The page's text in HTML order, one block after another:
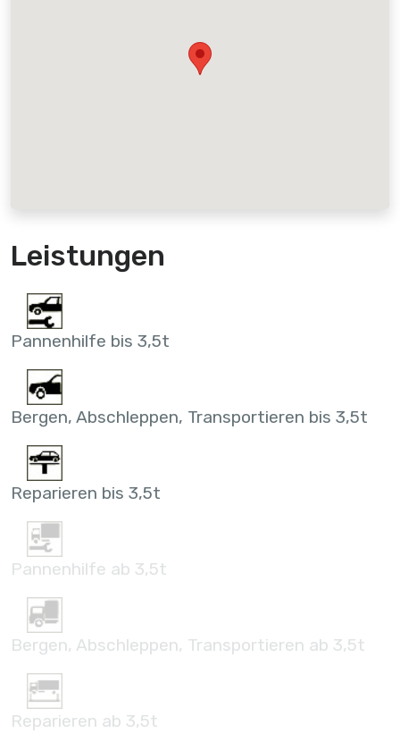
Leistungen
Pannenhilfe bis 3,5t
Bergen, Abschleppen, Transportieren bis 3,5t
Reparieren bis 3,5t
Pannenhilfe ab 3,5t
Bergen, Abschleppen, Transportieren ab 3,5t
Reparieren ab 3,5t